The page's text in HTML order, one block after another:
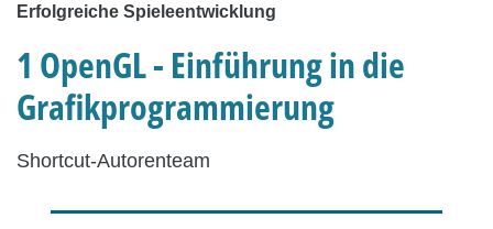
Erfolgreiche Spieleentwicklung
1 OpenGL - Einführung in die
Grafikprogrammierung
Shortcut-Autorenteam